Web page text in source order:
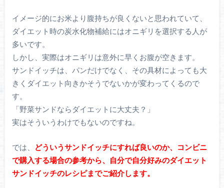
イメージ的にお米より腹持ちが良くないと思われていて、
ダイエット時の炭水化物補給にはオニギリを選択する人が
多いです。
しかし、実際はオニギリは意外に早くお腹が空きます。
サンドイッチは、パンだけでなく、その具材によっても大
きくダイエット向きかそうでないかが変わってくるので
す。
「野菜サンドならダイエットに大丈夫？」
実はそういうわけでもないのですね。
では、
どういうサンドイッチにすれば良いのか、コンビニ
で購入する場合の参考から、自分で自分好みのダイエット
サンドイッチのレシピまでご紹介します。